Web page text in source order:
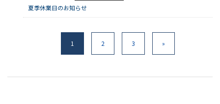
夏季休業日のお知らせ
1 2 3 »